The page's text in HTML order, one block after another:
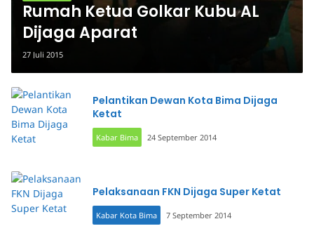
Rumah Ketua Golkar Kubu AL
Dijaga Aparat
27 Juli 2015
Pelantikan Dewan Kota Bima Dijaga
Ketat
Kabar Bima 24 September 2014
Pelaksanaan FKN Dijaga Super Ketat
Kabar Kota Bima 7 September 2014